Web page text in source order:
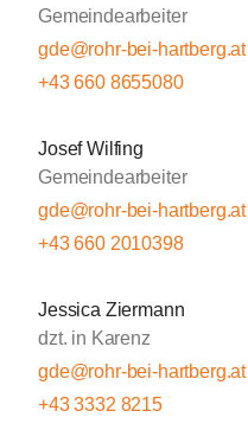
Gemeindearbeiter
gde@rohr-bei-hartberg.at
+43 660 8655080
Josef Wilfing
Gemeindearbeiter
gde@rohr-bei-hartberg.at
+43 660 2010398
Jessica Ziermann
dzt. in Karenz
gde@rohr-bei-hartberg.at
+43 3332 8215